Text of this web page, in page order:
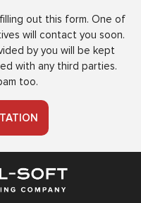
out this form. One of
will contact you soon.
by you will be kept
with any third parties.
too.